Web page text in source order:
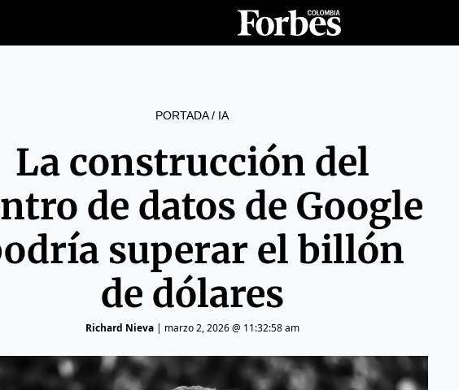
PORTADA/ IA
La construcción del
de datos de Google
superar el billón
de dólares
Richard Nieva| marzo 2, 2026 @ 11:32:58 am